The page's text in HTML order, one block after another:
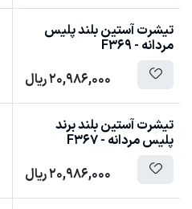
تیشرت آستین بلند پلیس
مردانه - F369
20,986,000ریال
تیشرت آستین بلند برند
پلیس مردانه - F367
20,986,000ریال